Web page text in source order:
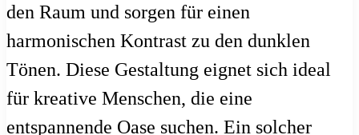
den Raum und sorgen für einen
harmonischen Kontrast zu den dunklen
Tönen. Diese Gestaltung eignet sich ideal
für kreative Menschen, die eine
entspannende Oase suchen. Ein solcher